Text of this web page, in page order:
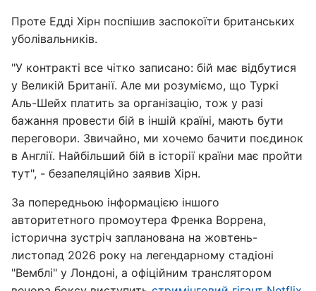
Проте Едді Хірн поспішив заспокоїти британських
уболівальників.
"У контракті все чітко записано: бій має відбутися
у Великій Британії. Але ми розуміємо, що Туркі
Аль-Шейх платить за організацію, тож у разі
бажання провести бій в іншій країні, мають бути
переговори. Звичайно, ми хочемо бачити поєдинок
в Англії. Найбільший бій в історії країни має пройти
тут", - безапеляційно заявив Хірн.
За попередньою інформацією іншого
авторитетного промоутера Френка Воррена,
історична зустріч запланована на жовтень-
листопад 2026 року на легендарному стадіоні
"Вемблі" у Лондоні, а офіційним транслятором